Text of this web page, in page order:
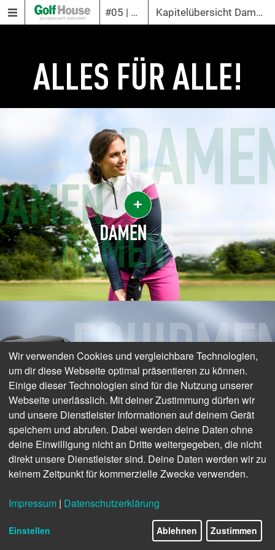
#05 | 2021 Kapitelübersicht Damen Fashion
ALLES FÜR ALLE!
Wir verwenden Cookies und vergleichbare Technologien,
um dir diese Webseite optimal präsentieren zu können.
Einige dieser Technologien sind für die Nutzung unserer
Webseite unerlässlich. Mit deiner Zustimmung dürfen wir
und unsere Dienstleister Informationen auf deinem Gerät
speichern und abrufen. Dabei werden deine Daten ohne
deine Einwilligung nicht an Dritte weitergegeben, die nicht
direkt unsere Dienstleister sind. Deine Daten werden wir zu
keinem Zeitpunkt für kommerzielle Zwecke verwenden.
Impressum | Datenschutzerklärung
Einstellen Ablehnen Zustimmen